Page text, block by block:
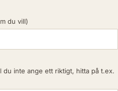
du vill)
inte ange ett riktigt, hitta på t.ex.